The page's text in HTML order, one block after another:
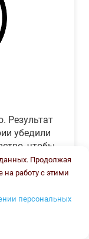
Результат
убедили
чтобы
Результат
и
Продолжая
на работу с этими
персональных